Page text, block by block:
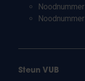
Steun VUB